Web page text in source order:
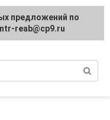
предложений по
reab@cp9.ru